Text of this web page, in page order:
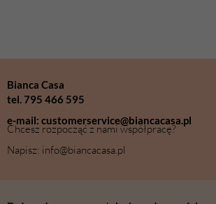
Bianca Casa
tel. 795 466 595
e-mail: customerservice@biancacasa.pl
Chcesz rozpocząć z nami współpracę?
Napisz: info@biancacasa.pl